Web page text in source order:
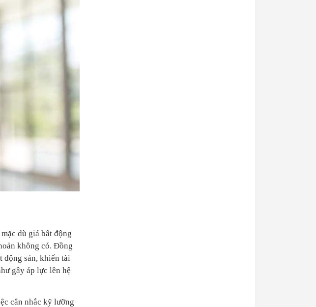
dù giá bất động
không có. Đồng
động sản, khiến tài
gây áp lực lên hệ
cân nhắc kỹ lưỡng